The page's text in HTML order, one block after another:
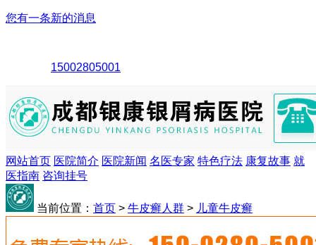
您有一条新的消息
15002805001
网站首页 医院简介 医院新闻 名医专家 特色疗法 康复故事 就
医指南 咨询挂号
当前位置： 首页 > 牛皮癣人群 > 儿童牛皮癣